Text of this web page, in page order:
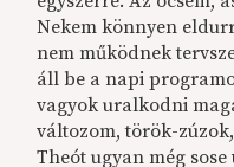
Nekem könnyen
nem működnek
áll be a napi
vagyok uralkodni
változom, török-
Theót ugyan még